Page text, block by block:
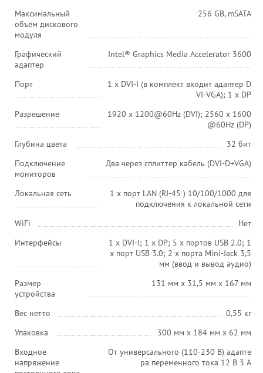
Максимальный
объём дискового
модуля
256 GB, mSATA
Графический
адаптер
Intel® Graphics Media Accelerator 3600
Порт
1 х DVI-I (в комплект входит адаптер D
VI-VGA); 1 х DP
Разрешение
1920 x 1200@60Hz (DVI); 2560 x 1600
@60Hz (DP)
Глубина цвета
32 бит
Подключение
мониторов
Два через сплиттер кабель (DVI-D+VGA)
Локальная сеть
1 x порт LAN (RJ-45 ) 10/100/1000 для
подключения к локальной сети
WiFi
Нет
Интерфейсы
1 x DVI-I; 1 x DP; 5 x портов USB 2.0; 1
x порт USB 3.0; 2 х порта Mini-Jack 3,5
мм (ввод и вывод аудио)
Размер
устройства
131 мм х 31,5 мм х 167 мм
Вес нетто
0,55 кг
Упаковка
300 мм x 184 мм x 62 мм
Входное
напряжение
От универсального (110-230 В) адапте
ра переменного тока 12 В 3 A